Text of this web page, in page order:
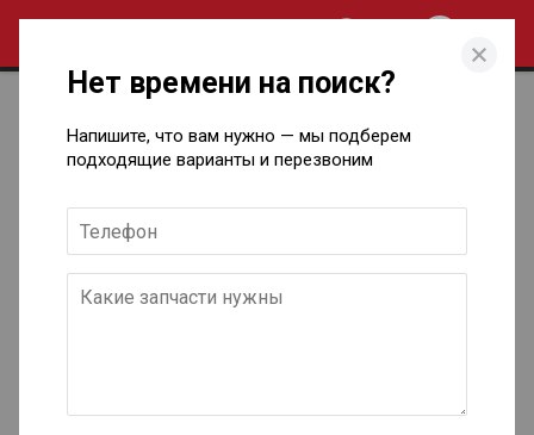
Fiat в Ижевске
Нет времени на поиск?
Напишите, что вам нужно — мы подберем
подходящие варианты и перезвоним